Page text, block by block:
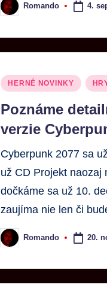
Romando 4.
HERNÉ NOVINKY
Poznáme
verzie
Cyberpunk 2077 sa
už CD Projekt naozaj
dočkáme sa už 10.
zaujíma nie len či
Romando 20.